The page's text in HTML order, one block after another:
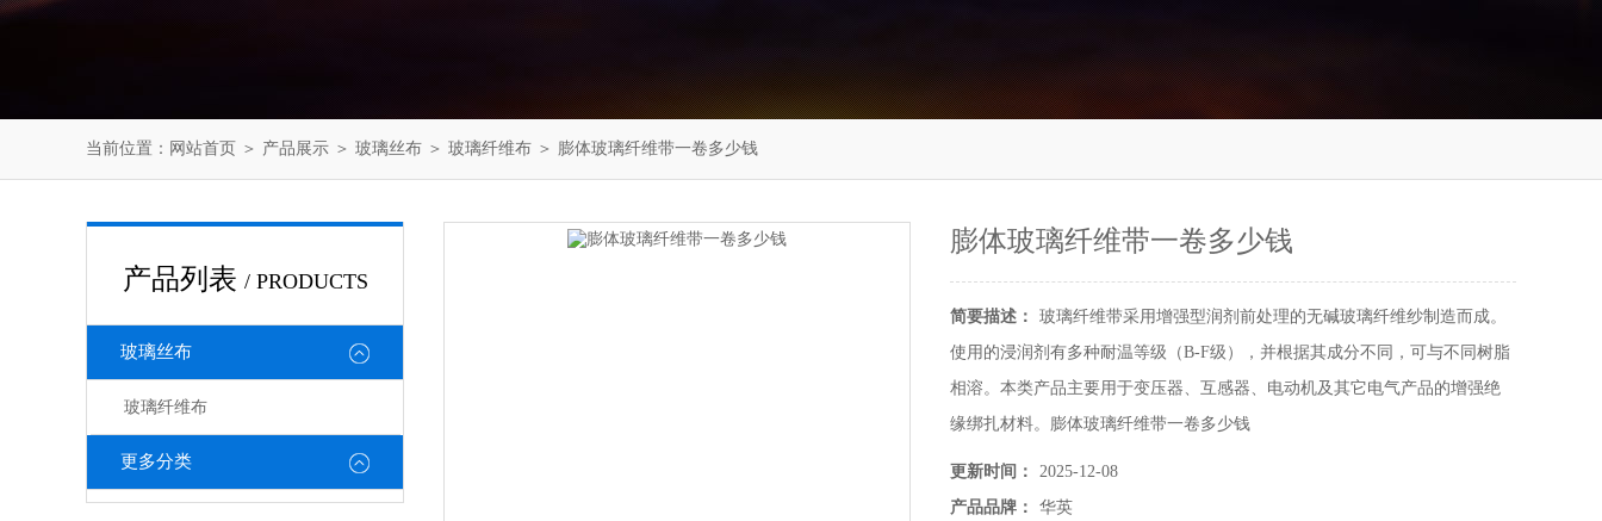
当前位置： 网站首页 ＞ 产品展示 ＞ 玻璃丝布 ＞ 玻璃纤维布 ＞ 膨体玻璃纤维带一卷多少钱
产品列表 / PRODUCTS
玻璃丝布
玻璃纤维布
更多分类
膨体玻璃纤维带一卷多少钱
简要描述：
玻璃纤维带采用增强型润剂前处理的无碱玻璃纤维纱制造而成。
使用的浸润剂有多种耐温等级（B-F级），并根据其成分不同，可与不同树脂
相溶。本类产品主要用于变压器、互感器、电动机及其它电气产品的增强绝
缘绑扎材料。膨体玻璃纤维带一卷多少钱
更新时间：
2025-12-08
产品品牌：
华英